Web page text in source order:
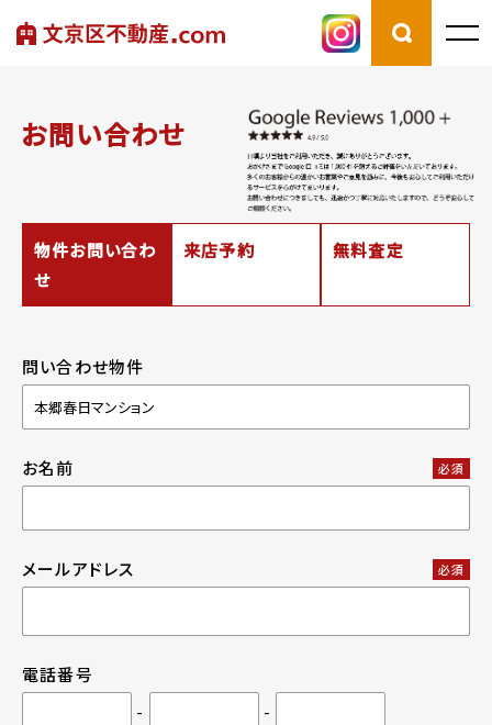
お問い合わせ
物件お問い合わ
せ
来店予約 無料査定
問い合わせ物件
お名前 必須
メールアドレス 必須
電話番号
-
-